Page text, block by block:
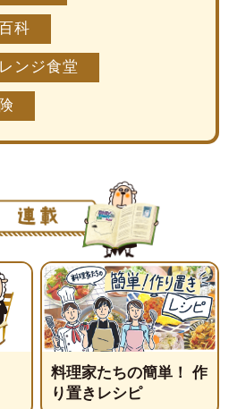
科
ンジ食堂
料理家たちの簡単！ 作
り置きレシピ